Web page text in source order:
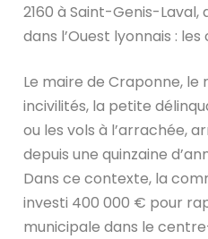
2160 à Saint-Genis-Laval,
dans l’Ouest lyonnais :
Le maire de Craponne, le
incivilités, la petite
ou les vols à l’arrachée,
depuis une quinzaine
Dans ce contexte, la
investi 400 000 € pour
municipale dans le